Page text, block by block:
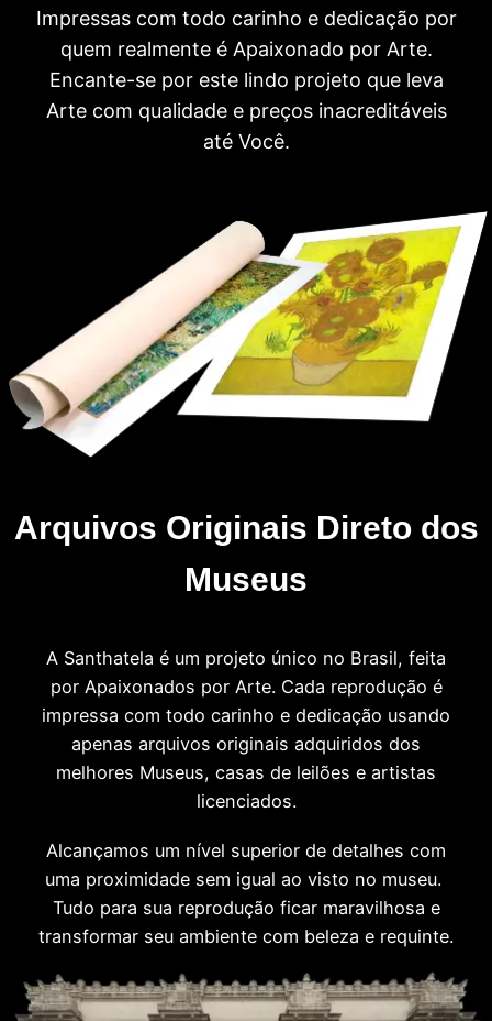
Impressas com todo carinho e dedicação por
quem realmente é Apaixonado por Arte.
Encante-se por este lindo projeto que leva
Arte com qualidade e preços inacreditáveis
até Você.
Arquivos Originais Direto dos
Museus
A Santhatela é um projeto único no Brasil, feita
por Apaixonados por Arte. Cada reprodução é
impressa com todo carinho e dedicação usando
apenas arquivos originais adquiridos dos
melhores Museus, casas de leilões e artistas
licenciados.
Alcançamos um nível superior de detalhes com
uma proximidade sem igual ao visto no museu.
Tudo para sua reprodução ficar maravilhosa e
transformar seu ambiente com beleza e requinte.